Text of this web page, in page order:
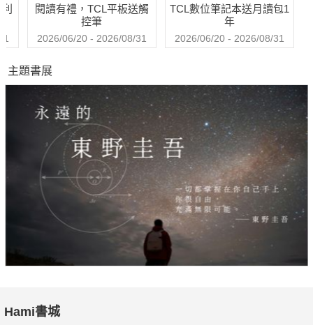
閱讀有禮，TCL平板送觸
控筆
2026/06/20 - 2026/08/31
TCL數位筆記本送月讀包1
年
2026/06/20 - 2026/08/31
主題書展
Hami書城